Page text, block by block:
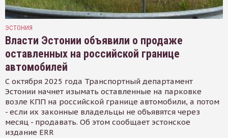
ЭСТОНИЯ
Власти Эстонии объявили о продаже
оставленных на российской границе
автомобилей
С октября 2025 года Транспортный департамент
Эстонии начнет изымать оставленные на парковке
возле КПП на российской границе автомобили, а потом
- если их законные владельцы не объявятся через
месяц - продавать. Об этом сообщает эстонское
издание ERR